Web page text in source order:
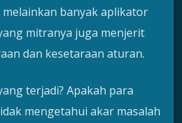
banyak aplikator
mitranya juga menjerit
dan kesetaraan aturan.
terjadi? Apakah para
mengetahui akar masalah